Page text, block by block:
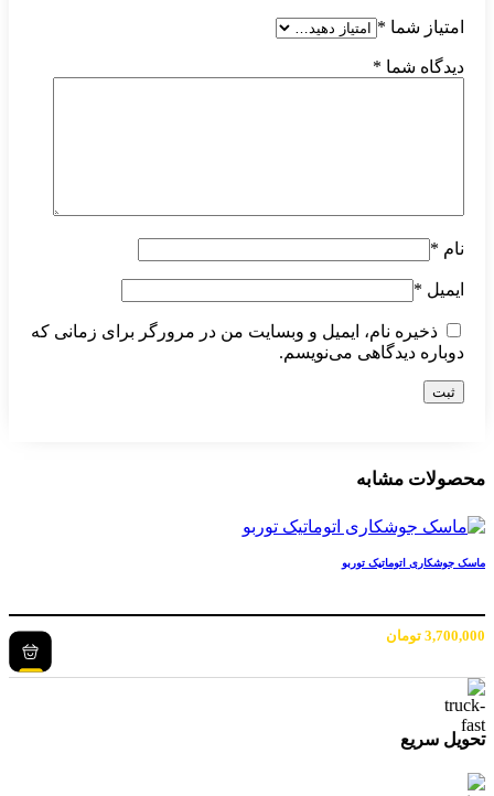
امتیاز شما *
دیدگاه شما *
نام *
ایمیل *
ذخیره نام، ایمیل و وبسایت من در مرورگر برای زمانی که
دوباره دیدگاهی می‌نویسم.
محصولات مشابه
ماسک جوشکاری اتوماتیک توربو
3,700,000 تومان
تحویل سریع